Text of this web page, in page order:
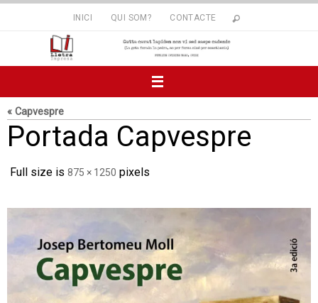
INICI QUI SOM? CONTACTE
« Capvespre
Portada Capvespre
Full size is 875 × 1250 pixels